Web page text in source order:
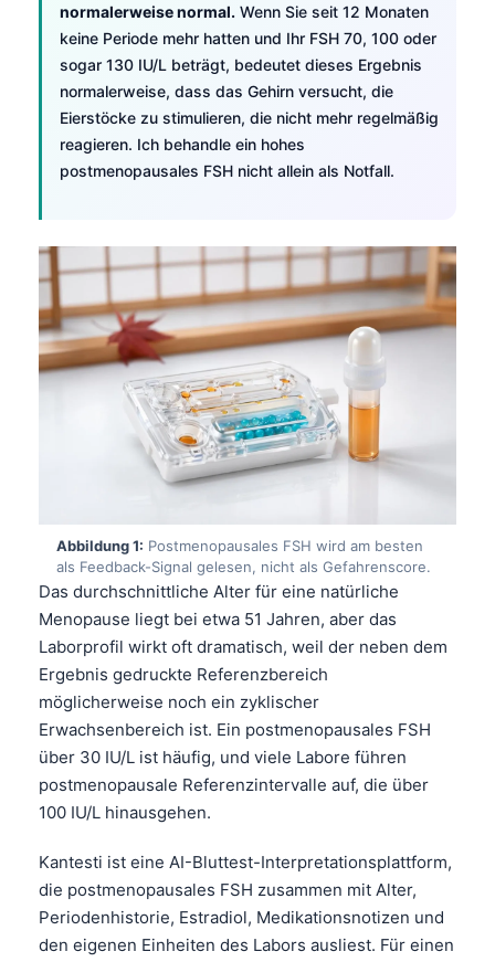
normalerweise normal. Wenn Sie seit 12 Monaten
keine Periode mehr hatten und Ihr FSH 70, 100 oder
sogar 130 IU/L beträgt, bedeutet dieses Ergebnis
normalerweise, dass das Gehirn versucht, die
Eierstöcke zu stimulieren, die nicht mehr regelmäßig
reagieren. Ich behandle ein hohes
postmenopausales FSH nicht allein als Notfall.
Abbildung 1: Postmenopausales FSH wird am besten
als Feedback-Signal gelesen, nicht als Gefahrenscore.
Das durchschnittliche Alter für eine natürliche
Menopause liegt bei etwa 51 Jahren, aber das
Laborprofil wirkt oft dramatisch, weil der neben dem
Ergebnis gedruckte Referenzbereich
möglicherweise noch ein zyklischer
Erwachsenbereich ist. Ein postmenopausales FSH
über 30 IU/L ist häufig, und viele Labore führen
postmenopausale Referenzintervalle auf, die über
100 IU/L hinausgehen.
Kantesti ist eine AI-Bluttest-Interpretationsplattform,
die postmenopausales FSH zusammen mit Alter,
Periodenhistorie, Estradiol, Medikationsnotizen und
den eigenen Einheiten des Labors ausliest. Für einen